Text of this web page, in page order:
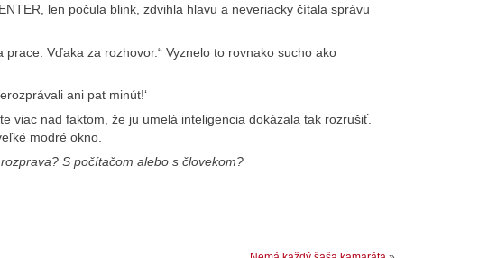
len počula blink, zdvihla hlavu a neveriacky čítala správu
prace. Vďaka za rozhovor.“ Vyznelo to rovnako sucho ako
ani pat minút!‘
viac nad faktom, že ju umelá inteligencia dokázala tak rozrušiť.
modré okno.
S počítačom alebo s človekom?